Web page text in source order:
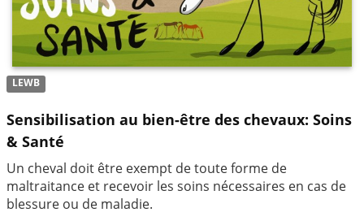
LEWB
Sensibilisation au bien-être des chevaux: Soins
& Santé
Un cheval doit être exempt de toute forme de
maltraitance et recevoir les soins nécessaires en cas de
blessure ou de maladie.